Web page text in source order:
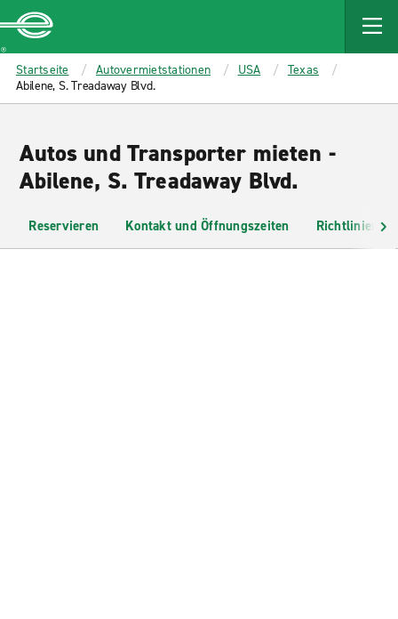
MAIN
CONTENT
Enterprise
Startseite Autovermietstationen USA
Texas
Abilene, S. Treadaway Blvd.
Autos und Transporter mieten -
Abilene, S. Treadaway Blvd.
Reservieren Kontakt und Öffnungszeiten Richtlinien